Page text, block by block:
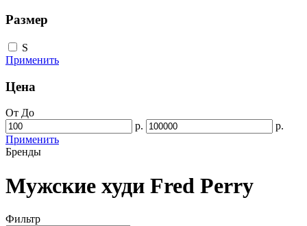
Размер
S
Применить
Цена
От До
р.
р.
Применить
Бренды
Мужские худи Fred Perry
Фильтр